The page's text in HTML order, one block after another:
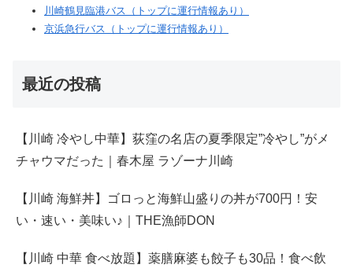
川崎鶴見臨港バス（トップに運行情報あり）
京浜急行バス（トップに運行情報あり）
最近の投稿
【川崎 冷やし中華】荻窪の名店の夏季限定”冷やし”がメ
チャウマだった｜春木屋 ラゾーナ川崎
【川崎 海鮮丼】ゴロっと海鮮山盛りの丼が700円！安
い・速い・美味い♪｜THE漁師DON
【川崎 中華 食べ放題】薬膳麻婆も餃子も30品！食べ飲